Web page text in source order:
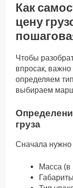
Как
цену
Чтобы
впросак, важно
определяем
выбираем
груза
Сначала нужно
Масса (в